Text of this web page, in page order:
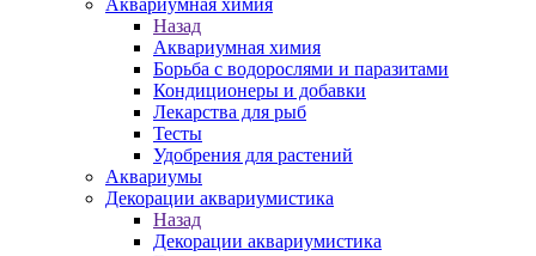
Аквариумная химия
Назад
Аквариумная химия
Борьба с водорослями и паразитами
Кондиционеры и добавки
Лекарства для рыб
Тесты
Удобрения для растений
Аквариумы
Декорации аквариумистика
Назад
Декорации аквариумистика